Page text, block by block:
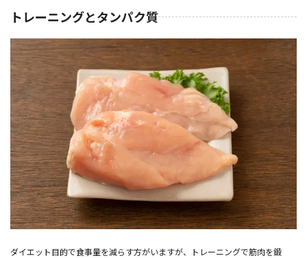
トレーニングとタンパク質
ダイエット目的で食事量を減らす方がいますが、トレーニングで筋肉を鍛